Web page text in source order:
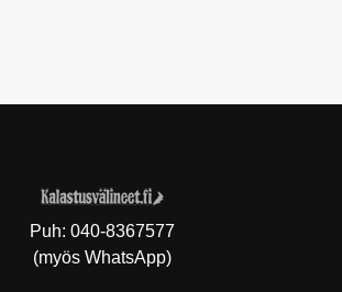
Puh: 040-8367577
(myös WhatsApp)